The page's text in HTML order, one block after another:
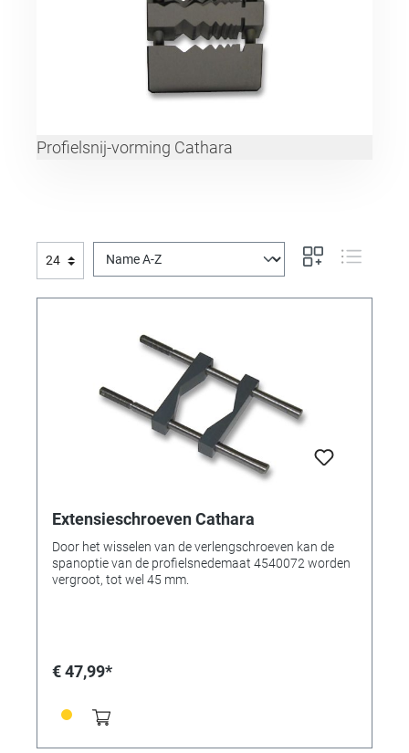
Profielsnij-vorming Cathara
Extensieschroeven Cathara
Door het wisselen van de verlengschroeven kan de
spanoptie van de profielsnedemaat 4540072 worden
vergroot, tot wel 45 mm.
€ 47,99*